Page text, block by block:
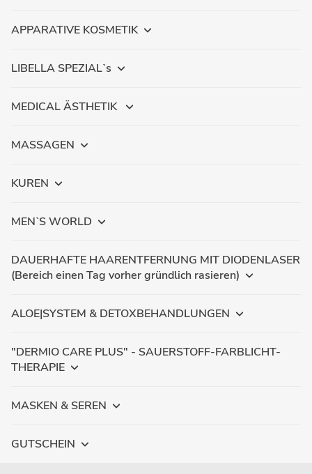
APPARATIVE KOSMETIK
LIBELLA SPEZIALˋs
MEDICAL ÄSTHETIK
MASSAGEN
KUREN
MENˋS WORLD
DAUERHAFTE HAARENTFERNUNG MIT DIODENLASER
(Bereich einen Tag vorher gründlich rasieren)
ALOE|SYSTEM & DETOXBEHANDLUNGEN
"DERMIO CARE PLUS" - SAUERSTOFF-FARBLICHT-
THERAPIE
MASKEN & SEREN
GUTSCHEIN